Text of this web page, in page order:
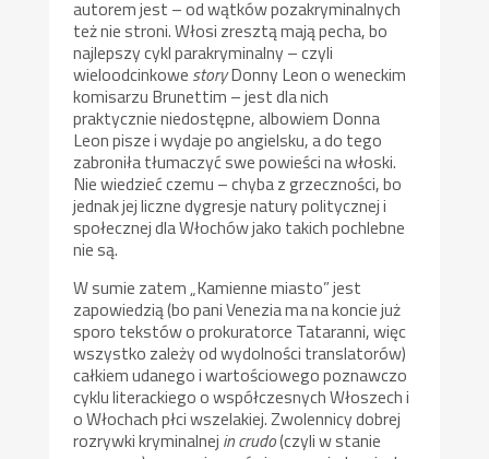
autorem jest – od wątków pozakryminalnych
też nie stroni. Włosi zresztą mają pecha, bo
najlepszy cykl parakryminalny – czyli
wieloodcinkowe storyDonny Leon o weneckim
komisarzu Brunettim – jest dla nich
praktycznie niedostępne, albowiem Donna
Leon pisze i wydaje po angielsku, a do tego
zabroniła tłumaczyć swe powieści na włoski.
Nie wiedzieć czemu – chyba z grzeczności, bo
jednak jej liczne dygresje natury politycznej i
społecznej dla Włochów jako takich pochlebne
nie są.
W sumie zatem „Kamienne miasto” jest
zapowiedzią (bo pani Venezia ma na koncie już
sporo tekstów o prokuratorce Tataranni, więc
wszystko zależy od wydolności translatorów)
całkiem udanego i wartościowego poznawczo
cyklu literackiego o współczesnych Włoszech i
o Włochach płci wszelakiej. Zwolennicy dobrej
rozrywki kryminalnej in crudo(czyli w stanie